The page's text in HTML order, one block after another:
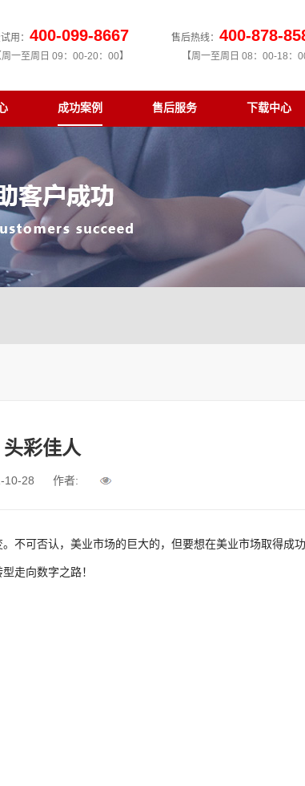
售后热线： 400-878-
【周一至周日 08：00-18：
用： 400-099-8667
周一至周日 09：00-20：00】
成功案例 售后服务 下载中心
头彩佳人
10-28 作者:
不可否认，美业市场的巨大的，但要想在美业市场取得成
走向数字之路！